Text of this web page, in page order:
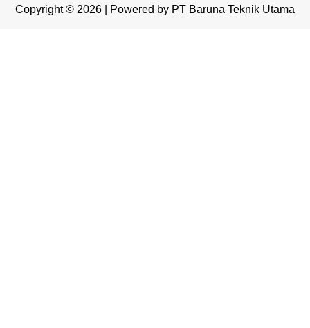
Copyright © 2026 | Powered by PT Baruna Teknik Utama